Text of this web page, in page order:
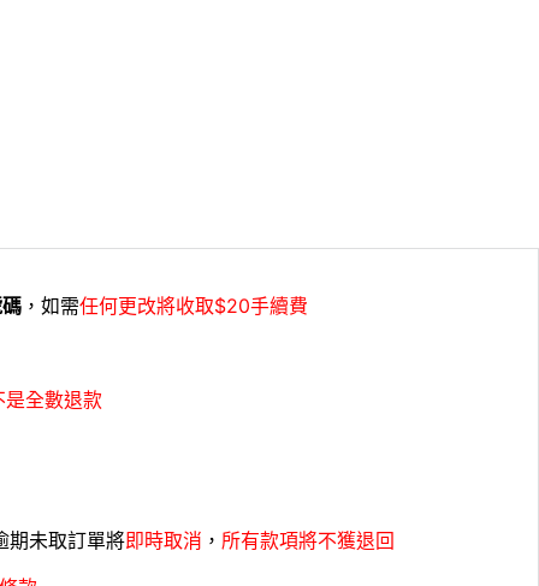
，如需任何更改將收取$20手續費
是全數退款
期未取訂單將即時取消 ， 所有款項將不獲退回